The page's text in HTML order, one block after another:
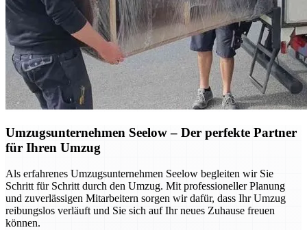
Umzugsunternehmen Seelow – Der perfekte Partner
für Ihren Umzug
Als erfahrenes Umzugsunternehmen Seelow begleiten wir Sie
Schritt für Schritt durch den Umzug. Mit professioneller Planung
und zuverlässigen Mitarbeitern sorgen wir dafür, dass Ihr Umzug
reibungslos verläuft und Sie sich auf Ihr neues Zuhause freuen
können.